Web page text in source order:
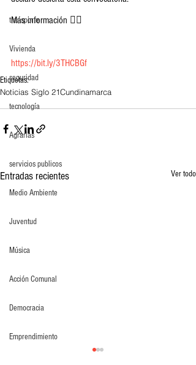
transporte
Vivienda
seguridad
tecnología
Agrarias
servicios publicos
Medio Ambiente
Juventud
Música
Acción Comunal
Democracia
Emprendimiento
Más información 👇🏻
https://bit.ly/3THCBGf
Etiquetas:
Noticias Siglo 21Cundinamarca
Entradas recientes Ver todo